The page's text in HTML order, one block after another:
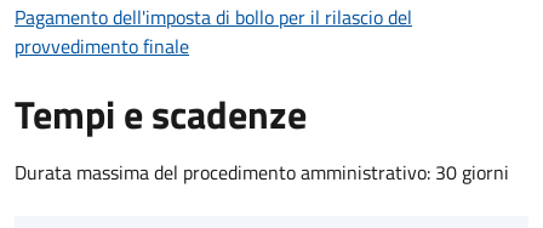
Pagamento dell'imposta di bollo per il rilascio del
provvedimento finale
Tempi e scadenze
Durata massima del procedimento amministrativo: 30 giorni